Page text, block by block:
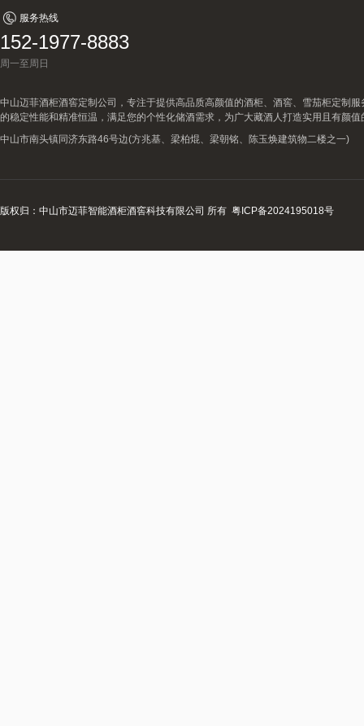
服务热线
152-1977-8883
周一至周日
中山迈菲酒柜酒窖定制公司，专注于提供高品质高颜值的酒柜、酒窖、雪茄柜定制
的稳定性能和精准恒温，满足您的个性化储酒需求，为广大藏酒人打造实用且有颜值
中山市南头镇同济东路46号边(方兆基、梁柏焜、梁朝铭、陈玉焕建筑物二楼之一)
版权归：中山市迈菲智能酒柜酒窖科技有限公司 所有 粤ICP备2024195018号